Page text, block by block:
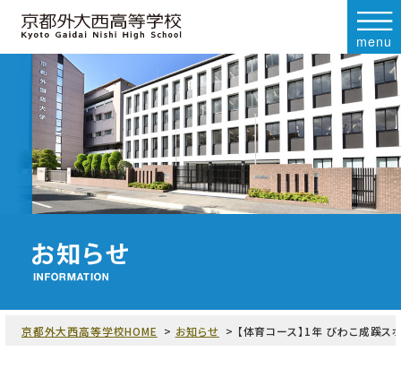
menu
京都外大西高等学校HOME お知らせ 【体育コース】1年 びわこ成蹊